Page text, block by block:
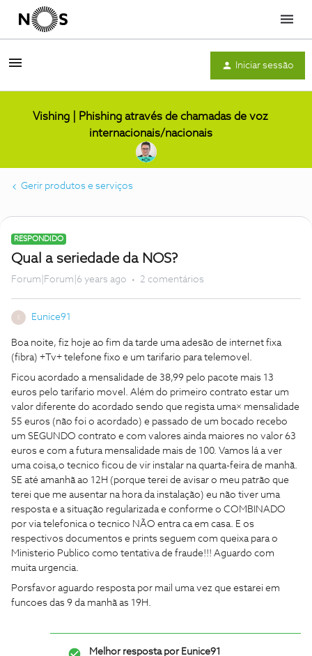
Menu
Iniciar sessão
Vishing | Phishing através de chamadas de voz
internacionais/nacionais
Gerir produtos e serviços
RESPONDIDO
Qual a seriedade da NOS?
Forum|Forum|6 years ago 2 comentários
Eunice91
Boa noite, fiz hoje ao fim da tarde uma adesão de internet fixa
(fibra) +Tv+ telefone fixo e um tarifario para telemovel.
Ficou acordado a mensalidade de 38,99 pelo pacote mais 13
euros pelo tarifario movel. Além do primeiro contrato estar um
valor diferente do acordado sendo que regista uma× mensalidade
55 euros (não foi o acordado) e passado de um bocado recebo
um SEGUNDO contrato e com valores ainda maiores no valor 63
euros e com a futura mensalidade mais de 100. Vamos lá a ver
uma coisa,o tecnico ficou de vir instalar na quarta-feira de manhã.
SE até amanhã ao 12H (porque terei de avisar o meu patrão que
terei que me ausentar na hora da instalação) eu não tiver uma
resposta e a situação regularizada e conforme o COMBINADO
por via telefonica o tecnico NÃO entra ca em casa. E os
respectivos documentos e prints seguem com queixa para o
Ministerio Publico como tentativa de fraude!!! Aguardo com
muita urgencia.
Porsfavor aguardo resposta por mail uma vez que estarei em
funcoes das 9 da manhã as 19H.
Melhor resposta porEunice91